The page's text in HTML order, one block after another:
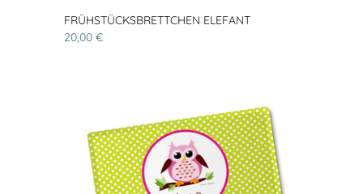
FRÜHSTÜCKSBRETTCHEN ELEFANT
20,00 €